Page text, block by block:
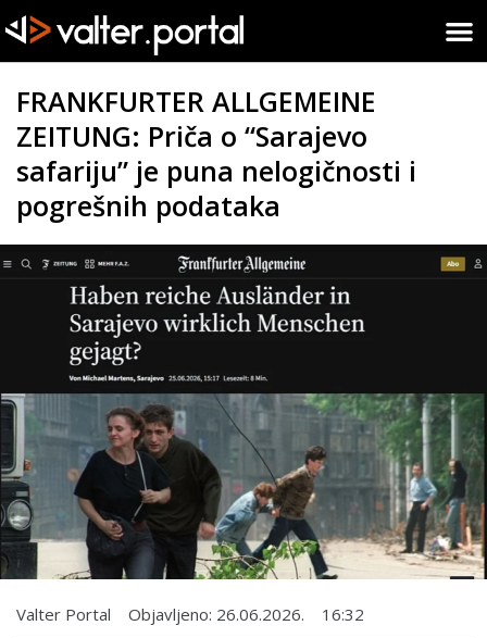
FRANKFURTER ALLGEMEINE
ZEITUNG: Priča o “Sarajevo
safariju” je puna nelogičnosti i
pogrešnih podataka
Valter Portal Objavljeno: 26.06.2026. 16:32